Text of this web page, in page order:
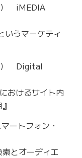
） iMEDIA
いうマーケティ
） Digital
おけるサイト内
ートフォン・
とオーディエ